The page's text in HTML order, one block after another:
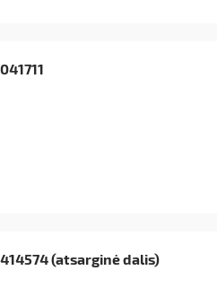
(atsarginė dalis)